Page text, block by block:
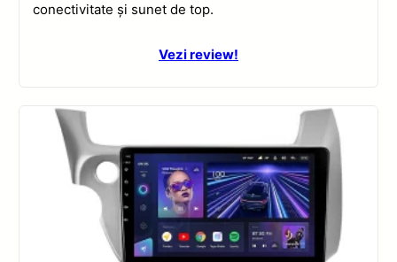
conectivitate și sunet de top.
Vezi review!